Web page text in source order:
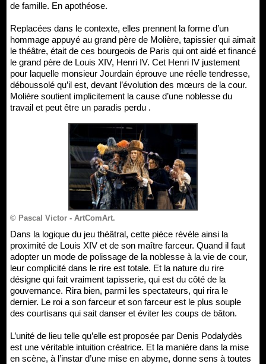
de famille. En apothéose.
Replacées dans le contexte, elles prennent la forme d’un
hommage appuyé au grand père de Molière, tapissier qui aimait
le théâtre, était de ces bourgeois de Paris qui ont aidé et financé
le grand père de Louis XIV, Henri IV. Cet Henri IV justement
pour laquelle monsieur Jourdain éprouve une réelle tendresse,
déboussolé qu’il est, devant l’évolution des mœurs de la cour.
Molière soutient implicitement la cause d’une noblesse du
travail et peut être un paradis perdu .
© Pascal Victor - ArtComArt.
Dans la logique du jeu théâtral, cette pièce révèle ainsi la
proximité de Louis XIV et de son maître farceur. Quand il faut
adopter un mode de polissage de la noblesse à la vie de cour,
leur complicité dans le rire est totale. Et la nature du rire
désigne qui fait vraiment tapisserie, qui est du côté de la
gouvernance. Rira bien, parmi les spectateurs, qui rira le
dernier. Le roi a son farceur et son farceur est le plus souple
des courtisans qui sait danser et éviter les coups de bâton.
L’unité de lieu telle qu’elle est proposée par Denis Podalydès
est une véritable intuition créatrice. Et la manière dans la mise
en scène, à l’instar d’une mise en abyme, donne sens à toutes